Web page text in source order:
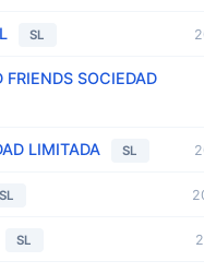
SL
SOCIEDAD
LIMITADA SL
SL
SL